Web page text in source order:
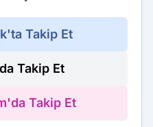
Takip Et
Takip Et
Takip Et